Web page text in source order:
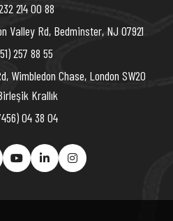
214 00 88
Valley Rd, Bedminster, NJ 07921
257 88 55
Wimbledon Chase, London SW20
Krallık
04 38 04